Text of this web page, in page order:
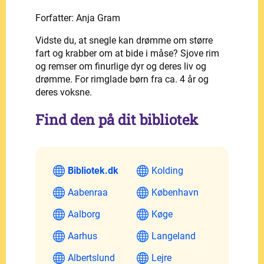
Forfatter: Anja Gram
Vidste du, at snegle kan drømme om større
fart og krabber om at bide i måse? Sjove rim
og remser om finurlige dyr og deres liv og
drømme. For rimglade børn fra ca. 4 år og
deres voksne.
Find den på dit bibliotek
Bibliotek.dk
Aabenraa
Aalborg
Aarhus
Albertslund
Kolding
København
Køge
Langeland
Lejre